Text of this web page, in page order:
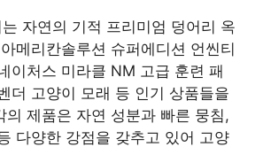
자연의 기적 프리미엄 덩어리 옥
메리칸솔루션 슈퍼에디션 언씬티
이처스 미라클 NM 고급 훈련 패
더 고양이 모래 등 인기 상품들을
의 제품은 자연 성분과 빠른 뭉침,
다양한 강점을 갖추고 있어 고양